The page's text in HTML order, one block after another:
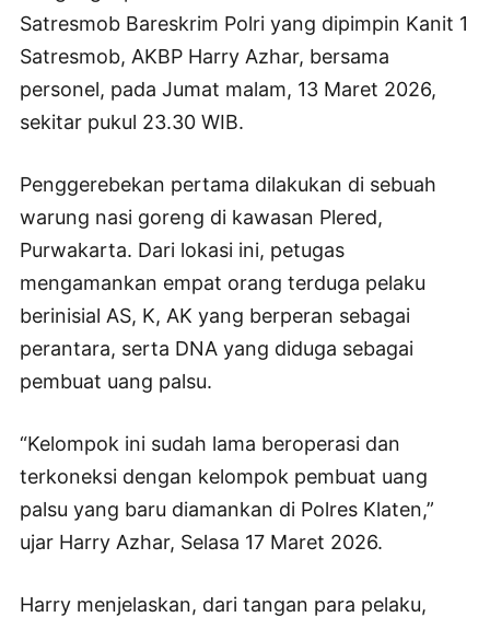
Satresmob Bareskrim Polri yang dipimpin Kanit 1
Satresmob, AKBP Harry Azhar, bersama
personel, pada Jumat malam, 13 Maret 2026,
sekitar pukul 23.30 WIB.
Penggerebekan pertama dilakukan di sebuah
warung nasi goreng di kawasan Plered,
Purwakarta. Dari lokasi ini, petugas
mengamankan empat orang terduga pelaku
berinisial AS, K, AK yang berperan sebagai
perantara, serta DNA yang diduga sebagai
pembuat uang palsu.
“Kelompok ini sudah lama beroperasi dan
terkoneksi dengan kelompok pembuat uang
palsu yang baru diamankan di Polres Klaten,”
ujar Harry Azhar, Selasa 17 Maret 2026.
Harry menjelaskan, dari tangan para pelaku,